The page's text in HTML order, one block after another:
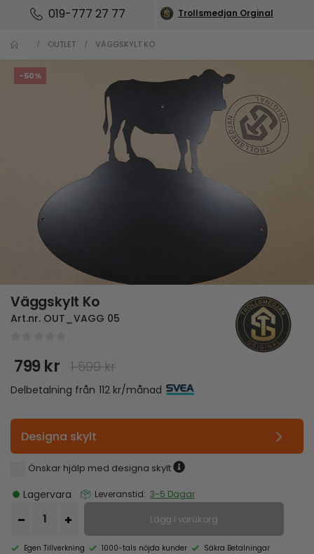
019-777 27 77 Trollsmedjan Orginal
OUTLET VÄGGSKYLT KO
-50%
Väggskylt Ko
Art.nr. OUT_VAGG 05
1 599kr
Det
ursprungliga
var:
599 kr.
799 kr
Det
nuvarande
är:
799 kr.
Delbetalning från 112 kr/månad
Designa skylt
Önskar hjälp med designa skylt
Lagervara Leveranstid: 3-5 Dagar
Lägg i varukorg
Egen Tillverkning 1000-tals nöjda kunder Säkra Betalningar